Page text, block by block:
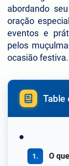
abordando
oração
eventos e
pelos
ocasião festiva.
Table
O